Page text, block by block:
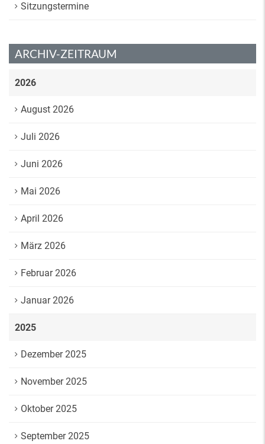
Sitzungstermine
ARCHIV-ZEITRAUM
2026
August 2026
Juli 2026
Juni 2026
Mai 2026
April 2026
März 2026
Februar 2026
Januar 2026
2025
Dezember 2025
November 2025
Oktober 2025
September 2025